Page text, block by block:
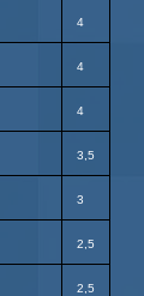
4
4
4
3,5
3
2,5
2,5